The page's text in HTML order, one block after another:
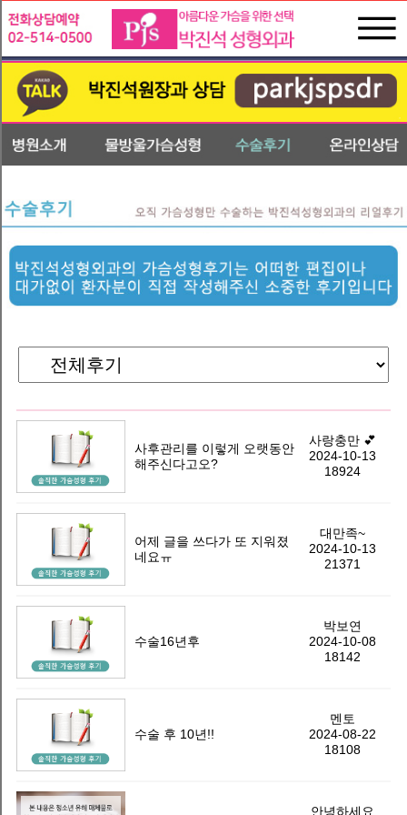
박
진
석
성
형
과
수
술
후
기
라
인
상
담
화
및
예
(02-
514-
0500)
방
울
성
형
사후관리를 이렇게 오랫동안
해주신다고오?
사랑충만 💕
2024-10-13
18924
어제 글을 쓰다가 또 지워졌
네요ㅠ
대만족~
2024-10-13
21371
수술16년후
박보연
2024-10-08
18142
수술 후 10년!!
멘토
2024-08-22
18108
안녕하세요